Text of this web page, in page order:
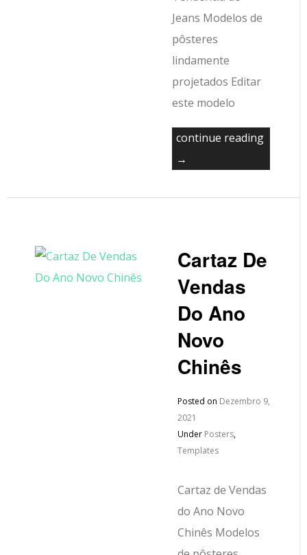
Jeans Modelos de
pôsteres
lindamente
projetados Editar
este modelo
continue reading
→
Cartaz De
Vendas
Do Ano
Novo
Chinês
Posted on Dezembro 9,
2021
Under Posters,
Templates
Cartaz de Vendas
do Ano Novo
Chinês Modelos